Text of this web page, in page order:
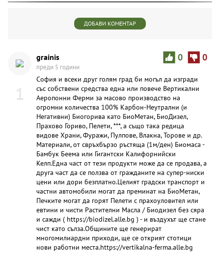
ДОБАВИ КОМЕНТАР
1
0 0
grainis
преди 5 години
София и всеки друг голям град би могъл да изгради
със собствени средства една или повече Вертикални
Аеропонни Ферми за масово производство на
огромни количества 100% Карбон-Неутрални (и
Негативни) Биогорива като БиоМетан, БиоДизел,
Прахово Гориво, Пелети, ***, а също така редица
видове Храни, Фуражи, Пулпове, Влакна, Торове и др.
Материали, от свръхбързо ръстяща (1м/ден) Биомаса -
Бамбук Беема или Гигантски Калифорнийски
Келп.Една част от тези продукти може да се продава, а
друга част да се ползва от гражданите на супер-ниски
цени или дори безплатно.Целият градски транспорт и
частни автомобили могат да преминат на БиоМетан,
Печките могат да горят Пелети с прахоуловител или
евтини и чисти Растителни Масла / Биодизел без сяра
и сажди ( https://biodizel.alle.bg ) - и въздухът ще стане
чист като сълза.Общините ще генерират
многомилиардни приходи, ще се открият стотици
нови работни места.https://vertikalna-ferma.alle.bg